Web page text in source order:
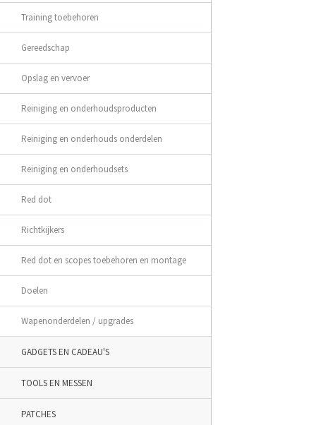
Training toebehoren
Gereedschap
Opslag en vervoer
Reiniging en onderhoudsproducten
Reiniging en onderhouds onderdelen
Reiniging en onderhoudsets
Red dot
Richtkijkers
Red dot en scopes toebehoren en montage
Doelen
Wapenonderdelen / upgrades
GADGETS EN CADEAU'S
TOOLS EN MESSEN
PATCHES